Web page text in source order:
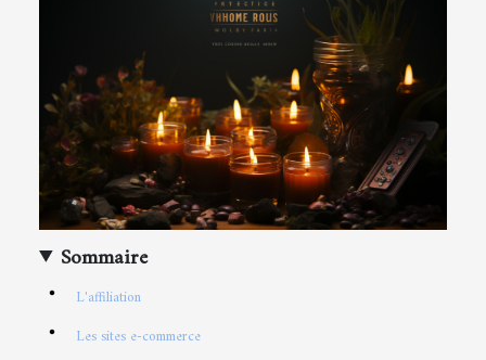
Sommaire
L'affiliation
Les sites e-commerce